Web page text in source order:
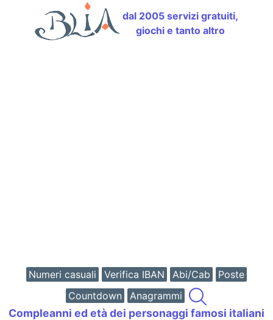
dal 2005 servizi gratuiti,
giochi e tanto altro
Numeri casuali Verifica IBAN Abi/Cab
Poste
Countdown
Anagrammi
Compleanni ed età dei personaggi famosi italiani